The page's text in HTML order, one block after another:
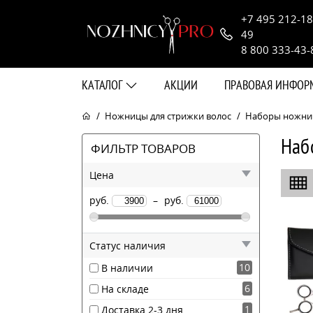
+7 495 212-
49
8 800 333-43-
КАТАЛОГ АКЦИИ ПРАВОВАЯ
Ножницы для стрижки волос Наборы
ФИЛЬТР ТОВАРОВ
Цена
руб.
– руб.
Статус наличия
В наличии
10
На складе
6
Доставка 2-3 дня
1